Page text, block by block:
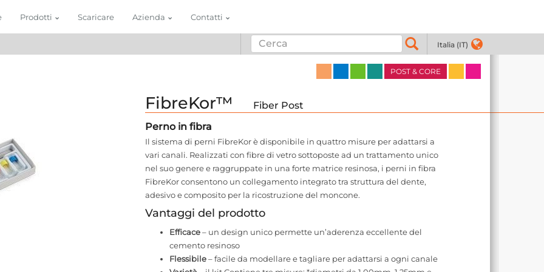
Prodotti Scaricare Azienda Contatti
Italia (IT)
POST & CORE
FibreKor™
Fiber Post
Perno in fibra
Il sistema di perni FibreKor è disponibile in quattro misure per adattarsi a
vari canali. Realizzati con fibre di vetro sottoposte ad un trattamento unico
nel suo genere e raggruppate in una forte matrice resinosa, i perni in fibra
FibreKor consentono un collegamento integrato tra struttura del dente,
adesivo e composito per la ricostruzione del moncone.
Vantaggi del prodotto
Efficace– un design unico permette un’aderenza eccellente del
cemento resinoso
Flessibile– facile da modellare e tagliare per adattarsi a ogni canale